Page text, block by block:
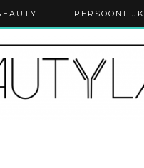
PERSOONLIJK